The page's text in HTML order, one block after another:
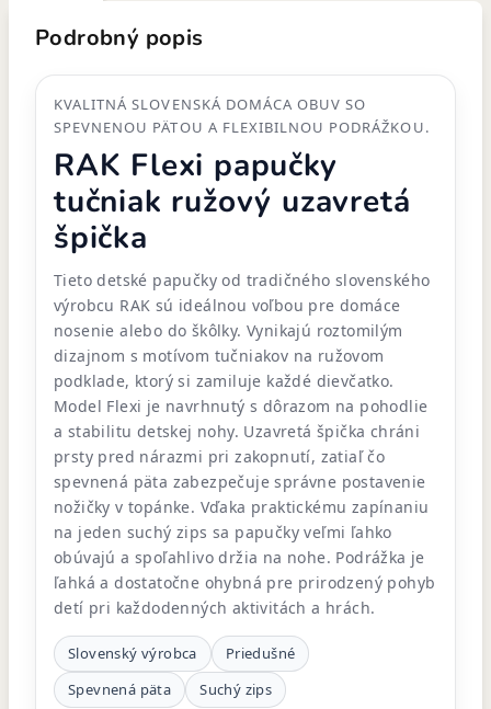
Podrobný popis
KVALITNÁ SLOVENSKÁ DOMÁCA OBUV SO
SPEVNENOU PÄTOU A FLEXIBILNOU PODRÁŽKOU.
RAK Flexi papučky
tučniak ružový uzavretá
špička
Tieto detské papučky od tradičného slovenského
výrobcu RAK sú ideálnou voľbou pre domáce
nosenie alebo do škôlky. Vynikajú roztomilým
dizajnom s motívom tučniakov na ružovom
podklade, ktorý si zamiluje každé dievčatko.
Model Flexi je navrhnutý s dôrazom na pohodlie
a stabilitu detskej nohy. Uzavretá špička chráni
prsty pred nárazmi pri zakopnutí, zatiaľ čo
spevnená päta zabezpečuje správne postavenie
nožičky v topánke. Vďaka praktickému zapínaniu
na jeden suchý zips sa papučky veľmi ľahko
obúvajú a spoľahlivo držia na nohe. Podrážka je
ľahká a dostatočne ohybná pre prirodzený pohyb
detí pri každodenných aktivitách a hrách.
Slovenský výrobca
Priedušné
Spevnená päta
Suchý zips